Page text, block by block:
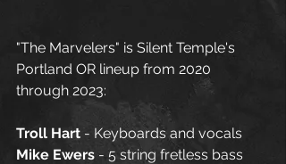
"The Marvelers" is Silent Temple's
Portland OR lineup from 2020
through 2023:
Troll Hart - Keyboards and vocals
Mike Ewers - 5 string fretless bass